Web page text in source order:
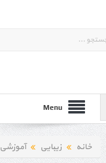
Menu
خانه زیبایی آموزشی